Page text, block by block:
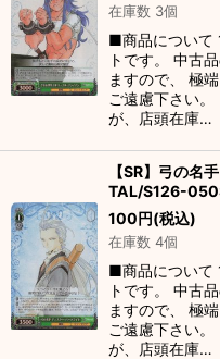
在庫数 3個
■商品について
トです。 中古
ますので、 極
ご遠慮下さい
が、店頭在庫…
【SR】弓の名
TAL/S126-
100円(税込)
在庫数 4個
■商品について
トです。 中古
ますので、 極
ご遠慮下さい
が、店頭在庫…